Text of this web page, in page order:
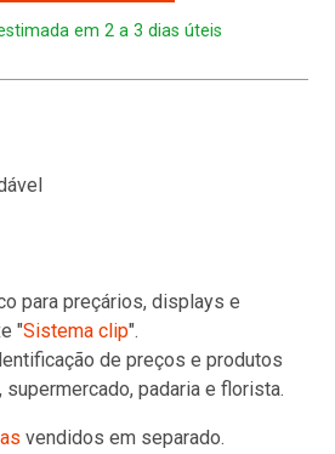
em 2 a 3 dias úteis
para preçários, displays e
"Sistema clip".
de preços e produtos
supermercado, padaria e florista.
vendidos em separado.